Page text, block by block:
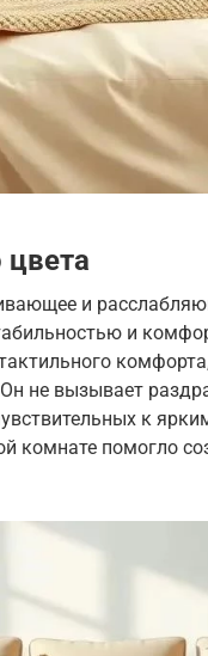
и
и
не вызывает
к
комнате помогло